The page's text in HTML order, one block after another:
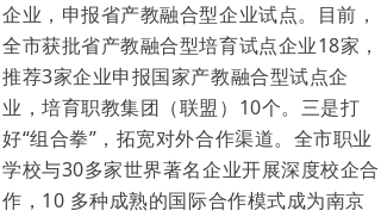
企业，申报省产教融合型企业试点。目前，
全市获批省产教融合型培育试点企业18家，
推荐3家企业申报国家产教融合型试点企
业，培育职教集团（联盟）10个。三是打
好“组合拳”，拓宽对外合作渠道。全市职业
学校与30多家世界著名企业开展深度校企合
作，10 多种成熟的国际合作模式成为南京